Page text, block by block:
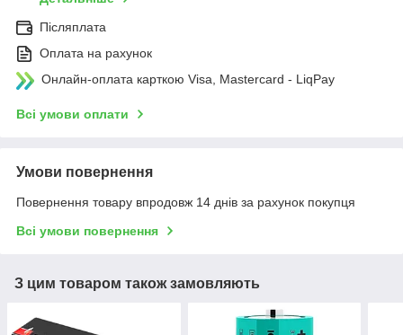
Післяплата
Оплата на рахунок
Онлайн-оплата карткою Visa, Mastercard - LiqPay
Всі умови оплати
Умови повернення
Повернення товару впродовж 14 днів за рахунок покупця
Всі умови повернення
З цим товаром також замовляють